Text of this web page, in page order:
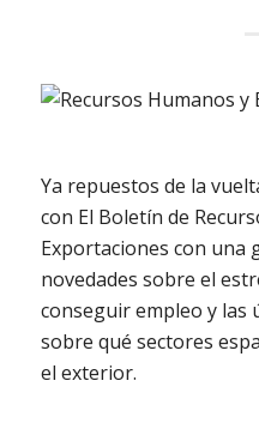
Ya repuestos de la
con El Boletín de
Exportaciones con una
novedades sobre el
conseguir empleo y las
sobre qué sectores
el exterior.